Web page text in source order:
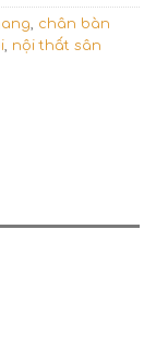
, chân bàn
, nội thất sân